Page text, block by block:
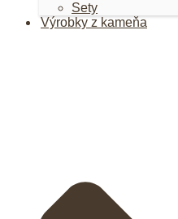
Sety
Výrobky z kameňa